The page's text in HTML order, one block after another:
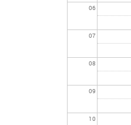
06
07
08
09
10